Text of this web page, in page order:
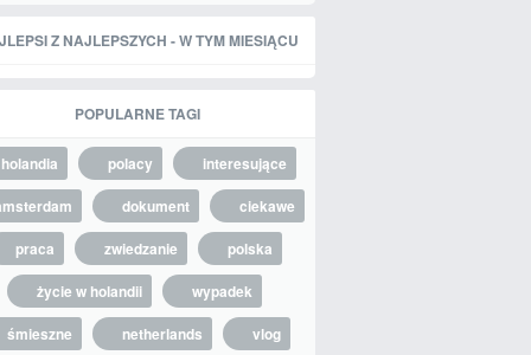
Z NAJLEPSZYCH - W TYM MIESIĄCU
POPULARNE TAGI
holandia polacy
interesujące
dokument
ciekawe
praca
zwiedzanie
polska
życie w holandii
wypadek
śmieszne
netherlands
vlog